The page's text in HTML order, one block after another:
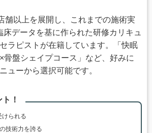
舗以上を展開し、これまでの施術実
データを基に作られた研修カリキュ
ラピストが在籍しています。「快眠
骨盤シェイプコース」など、好みに
ューから選択可能です。
！
けられる
技術力を誇る